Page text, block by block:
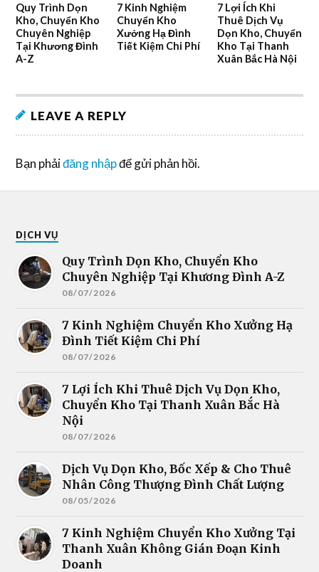
Quy Trình Dọn
Kho, Chuyển Kho
Chuyên Nghiệp
Tại Khương Đình
A-Z
7 Kinh Nghiệm
Chuyển Kho
Xưởng Hạ Đình
Tiết Kiệm Chi Phí
7 Lợi Ích Khi
Thuê Dịch Vụ
Dọn Kho, Chuyển
Kho Tại Thanh
Xuân Bắc Hà Nội
LEAVE A REPLY
Bạn phảiđăng nhậpđể gửi phản hồi.
DỊCH VỤ
Quy Trình Dọn Kho, Chuyển Kho
Chuyên Nghiệp Tại Khương Đình A-Z
08/07/2026
7 Kinh Nghiệm Chuyển Kho Xưởng Hạ
Đình Tiết Kiệm Chi Phí
08/07/2026
7 Lợi Ích Khi Thuê Dịch Vụ Dọn Kho,
Chuyển Kho Tại Thanh Xuân Bắc Hà
Nội
08/07/2026
Dịch Vụ Dọn Kho, Bốc Xếp & Cho Thuê
Nhân Công Thượng Đình Chất Lượng
08/05/2026
7 Kinh Nghiệm Chuyển Kho Xưởng Tại
Thanh Xuân Không Gián Đoạn Kinh
Doanh